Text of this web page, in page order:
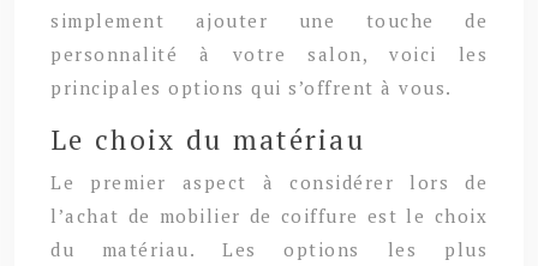
simplement ajouter une touche de
personnalité à votre salon, voici les
principales options qui s’offrent à vous.
Le choix du matériau
Le premier aspect à considérer lors de
l’achat de mobilier de coiffure est le choix
du matériau. Les options les plus